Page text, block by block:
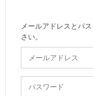
メールアドレスとパ
さい。